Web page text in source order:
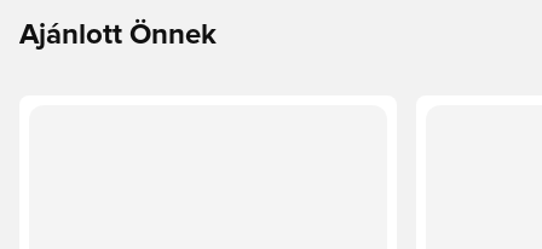
Ajánlott Önnek